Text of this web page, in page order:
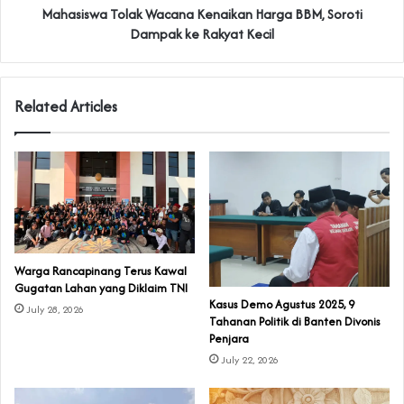
Mahasiswa Tolak Wacana Kenaikan Harga BBM, Soroti
Dampak ke Rakyat Kecil
Related Articles
‎Warga Rancapinang Terus Kawal
Gugatan Lahan yang Diklaim TNI‎‎
July 28, 2026
‎Kasus Demo Agustus 2025, 9
Tahanan Politik di Banten Divonis
Penjara
July 22, 2026